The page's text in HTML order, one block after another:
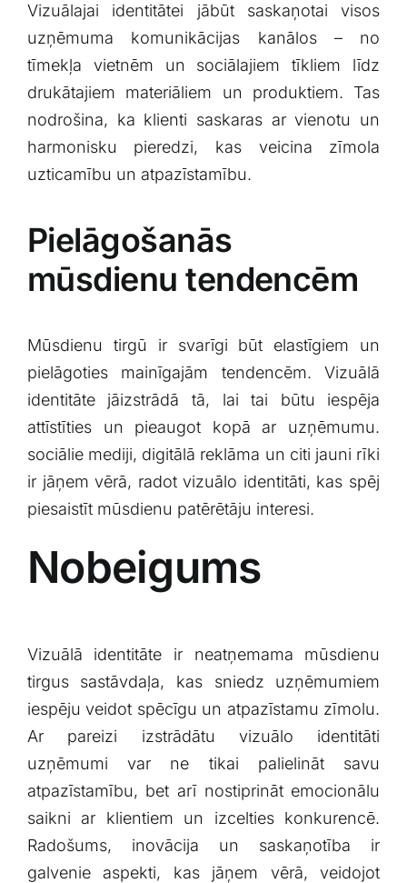
Vizuālajai⁣ identitātei jābūt ​saskaņotai visos⁣
uzņēmuma komunikācijas kanālos –⁤ no
tīmekļa vietnēm un sociālajiem‍ tīkliem līdz
drukātajiem materiāliem ​un produktiem. Tas
nodrošina, ⁢ka klienti saskaras ar vienotu un
harmonisku pieredzi, kas ⁢veicina zīmola
uzticamību ⁣un atpazīstamību.
Pielāgošanās
mūsdienu tendencēm
Mūsdienu tirgū ir ⁢svarīgi būt elastīgiem un
⁣pielāgoties mainīgajām tendencēm. Vizuālā‌
identitāte jāizstrādā tā,⁤ lai tai ‍būtu iespēja⁤
attīstīties un pieaugot ‍kopā ar uzņēmumu.
sociālie mediji, digitālā reklāma un citi jauni rīki
ir jāņem vērā, radot vizuālo identitāti, kas spēj
⁤piesaistīt‌ mūsdienu patērētāju interesi.
Nobeigums
Vizuālā‍ identitāte ir​ neatņemama mūsdienu
tirgus sastāvdaļa, kas⁢ sniedz uzņēmumiem
iespēju‍ veidot spēcīgu un‍ atpazīstamu zīmolu.
Ar pareizi izstrādātu vizuālo identitāti
uzņēmumi⁤ var ne tikai palielināt savu
atpazīstamību, ⁣bet⁣ arī ‌nostiprināt emocionālu
saikni ar⁤ klientiem un izcelties ⁤konkurencē.
Radošums, inovācija un saskaņotība ir
galvenie aspekti, kas ⁣jāņem vērā, veidojot